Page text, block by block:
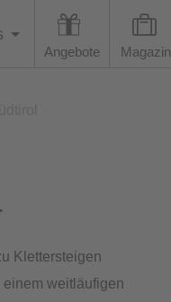
Angebote Magazin
Klettersteigen
weitläufigen